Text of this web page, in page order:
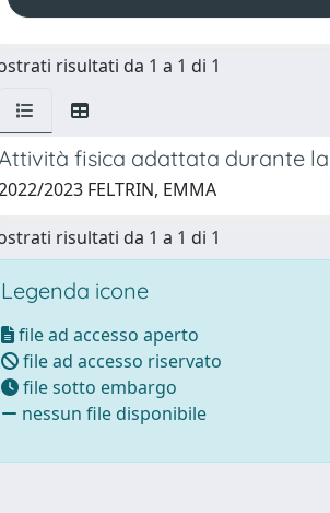
risultati da 1 a 1 di 1
fisica adattata durante
2023 FELTRIN, EMMA
risultati da 1 a 1 di 1
Legenda icone
file ad accesso aperto
file ad accesso riservato
file sotto embargo
nessun file disponibile